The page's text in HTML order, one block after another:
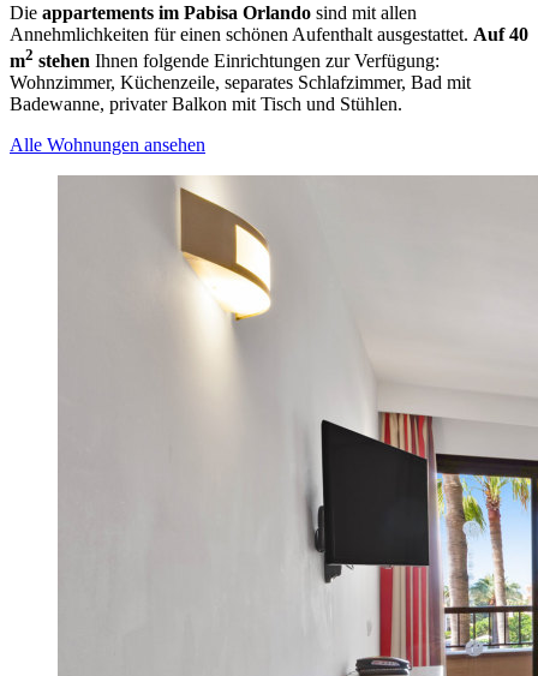
Die appartements im Pabisa Orlando sind mit allen
Annehmlichkeiten für einen schönen Aufenthalt ausgestattet. Auf 40
m2 stehen Ihnen folgende Einrichtungen zur Verfügung:
Wohnzimmer, Küchenzeile, separates Schlafzimmer, Bad mit
Badewanne, privater Balkon mit Tisch und Stühlen.
Alle Wohnungen ansehen